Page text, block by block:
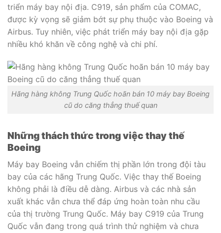
triển máy bay nội địa. C919, sản phẩm của COMAC,
được kỳ vọng sẽ giảm bớt sự phụ thuộc vào Boeing và
Airbus. Tuy nhiên, việc phát triển máy bay nội địa gặp
nhiều khó khăn về công nghệ và chi phí.
Hãng hàng không Trung Quốc hoãn bán 10 máy bay Boeing
cũ do căng thẳng thuế quan
Những thách thức trong việc thay thế
Boeing
Máy bay Boeing vẫn chiếm thị phần lớn trong đội tàu
bay của các hãng Trung Quốc. Việc thay thế Boeing
không phải là điều dễ dàng. Airbus và các nhà sản
xuất khác vẫn chưa thể đáp ứng hoàn toàn nhu cầu
của thị trường Trung Quốc. Máy bay C919 của Trung
Quốc vẫn đang trong quá trình thử nghiệm và chưa